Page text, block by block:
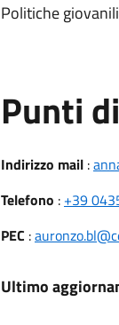
Politiche
Punti
Indirizzo mail:
Telefono : +39
PEC :
Ultimo